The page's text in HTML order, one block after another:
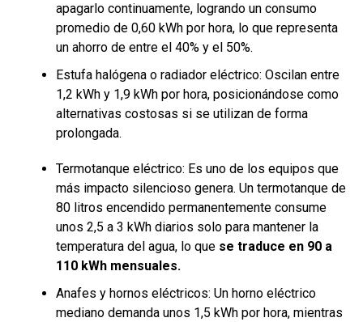
apagarlo continuamente, logrando un consumo
promedio de 0,60 kWh por hora, lo que representa
un ahorro de entre el 40% y el 50%.
Estufa halógena o radiador eléctrico: Oscilan entre
1,2 kWh y 1,9 kWh por hora, posicionándose como
alternativas costosas si se utilizan de forma
prolongada.
Termotanque eléctrico: Es uno de los equipos que
más impacto silencioso genera. Un termotanque de
80 litros encendido permanentemente consume
unos 2,5 a 3 kWh diarios solo para mantener la
temperatura del agua, lo quese traduce en 90 a
110 kWh mensuales.
Anafes y hornos eléctricos: Un horno eléctrico
mediano demanda unos 1,5 kWh por hora, mientras